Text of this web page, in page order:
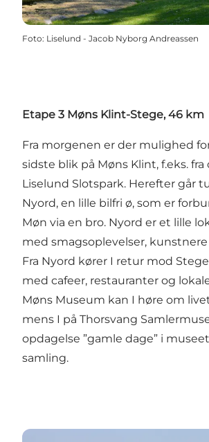
Foto: Liselund - Jacob Nyborg Andreassen
Etape 3 Møns Klint-Stege, 46 km
Fra morgenen er der mulighed
sidste blik på Møns Klint, f.eks.
Liselund Slotspark. Herefter går
Nyord, en lille bilfri ø, som er
Møn via en bro. Nyord er et lille
med smagsoplevelser,
Fra Nyord kører I retur mod
med cafeer, restauranter og
Møns Museum kan I høre om
mens I på Thorsvang
opdagelse ”gamle dage” i
samling.